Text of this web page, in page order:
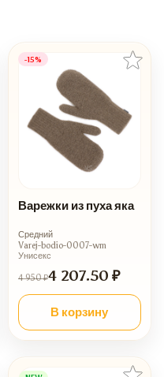
Варежки из пуха яка
Средний
Varej-bodio-0007-wm
Унисекс
4 950 ₽4 207.50 ₽
В корзину
-15%